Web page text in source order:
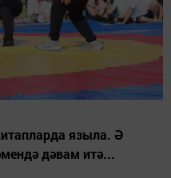
языла. Ә
дәвам итә...